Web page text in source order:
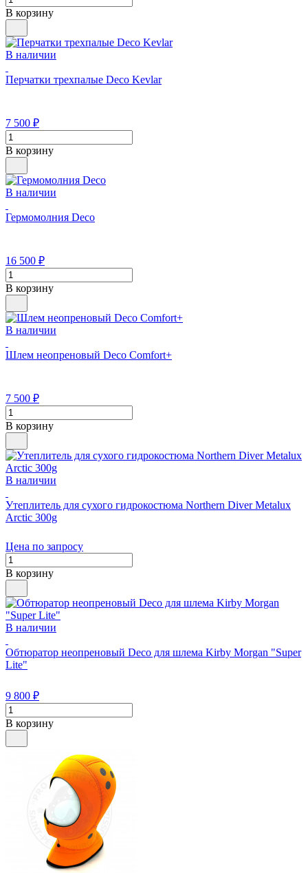
В корзину
В наличии
Перчатки трехпалые Deco Kevlar
7 500 ₽
В корзину
В наличии
Гермомолния Deco
16 500 ₽
В корзину
В наличии
Шлем неопреновый Deco Comfort+
7 500 ₽
В корзину
В наличии
Утеплитель для сухого гидрокостюма Northern Diver Metalux
Arctic 300g
Цена по запросу
В корзину
В наличии
Обтюратор неопреновый Deco для шлема Kirby Morgan "Super
Lite"
9 800 ₽
В корзину